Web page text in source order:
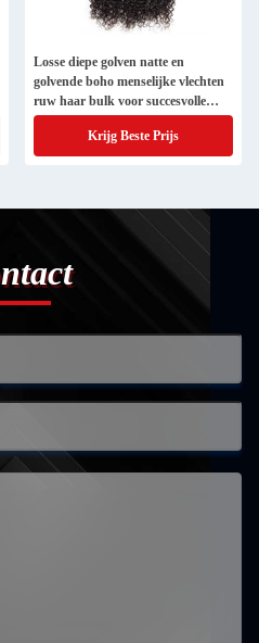
Losse diepe golven natte en
golvende boho menselijke vlechten
ruw haar bulk voor succesvolle
deals
Krijg Beste Prijs